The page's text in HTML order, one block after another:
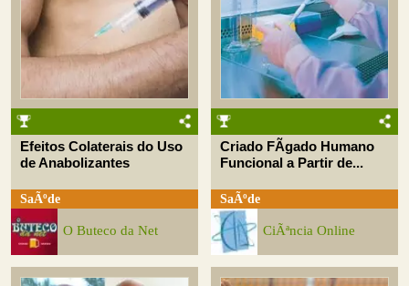
Efeitos Colaterais do Uso
de Anabolizantes
SaÃºde
O Buteco da Net
Criado FÃ­gado Humano
Funcional a Partir de...
SaÃºde
CiÃªncia Online